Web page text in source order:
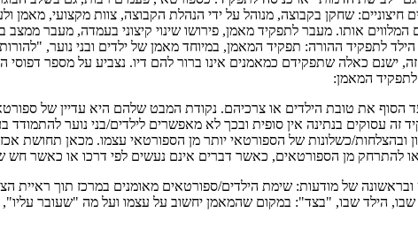
שחקן בקבוצה, מנוהל על ידי הנהלת הקבוצה, צוות מקצועי, מאמן
המלווים אותו. מעבר לתפקיד מאמן, פירושו שינוי קיצוני בעמדה, מעבר
לתפקיד ההורה: תפקיד המאמן, במיוחד מאמן של ילדים ובני נוער,
ישנם כאלה שתפקידם כמאמנים אינו ברור להם דיו. נצביע על מספר
המאמן:
הסוף את טובת הילדים או צרכיהם. נקודת המבט שלהם היא עדיין של
זה עסוקים בנתינה אין סופית ובכך לא מאפשרים לילדים/בני נוער
ובהצלחות/כשלונות של הספורטאי יותר מן הספורטאי עצמו. מכאן
להתרחק מן הספורטאים, כאשר דברים אינם נעשים לפי דרכו או כאשר חש
של מודעות: שימת הילדים/ספורטאים מאומנים במרכז תוך ראיית
הילד שבו, "בצד": במקום שהמאמן יחשוב על עצמו ועל מה "שעובר